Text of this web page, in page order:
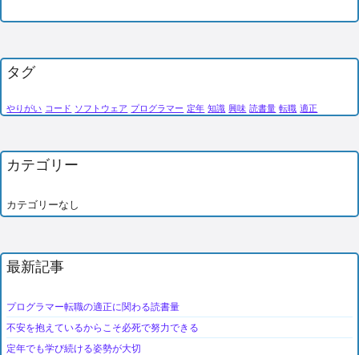
タグ
やりがい コード ソフトウェア プログラマー 定年 知識 興味 読書量 転職 適正
カテゴリー
カテゴリーなし
最新記事
プログラマー転職の適正に関わる読書量
不安を抱えているからこそ必死で努力できる
定年でも学び続ける姿勢が大切